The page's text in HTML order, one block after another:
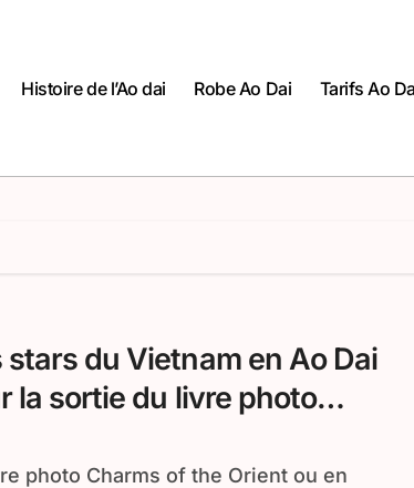
Histoire de l’Ao dai Robe Ao Dai Tarifs Ao
stars du Vietnam en Ao Dai
la sortie du livre photo